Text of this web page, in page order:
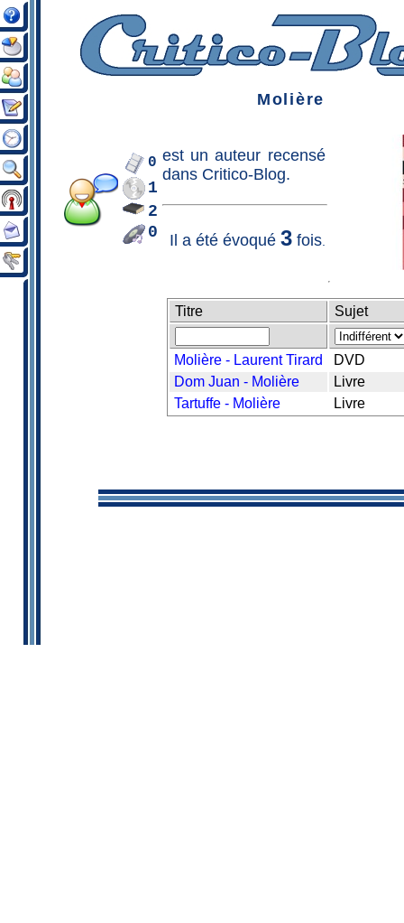
Molière
0
1
2
0
est unauteur recensé
dans Critico-Blog.
Il a été évoqué 3fois.
Titre Sujet
Molière - Laurent Tirard
DVD
Dom Juan - Molière
Livre
Tartuffe - Molière
Livre